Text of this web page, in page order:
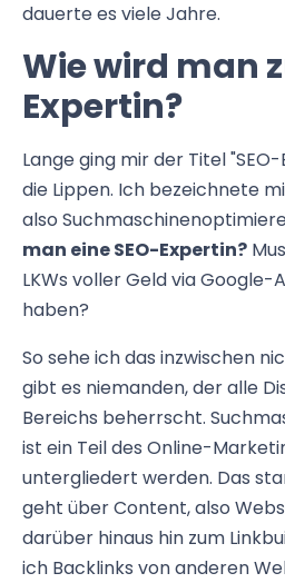
dauerte es viele Jahre.
Wie wird man
Expertin?
Lange ging mir der Titel
die Lippen. Ich bezeichnete
also
man eine SEO-Expertin?
LKWs voller Geld via
haben?
So sehe ich das inzwischen
gibt es niemanden, der alle
Bereichs beherrscht.
ist ein Teil des Online-
untergliedert werden. Das
geht über Content, also
darüber hinaus hin zum
ich Backlinks von anderen